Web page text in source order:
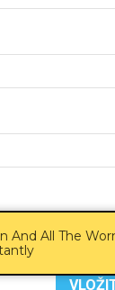
e-mail a
And All The